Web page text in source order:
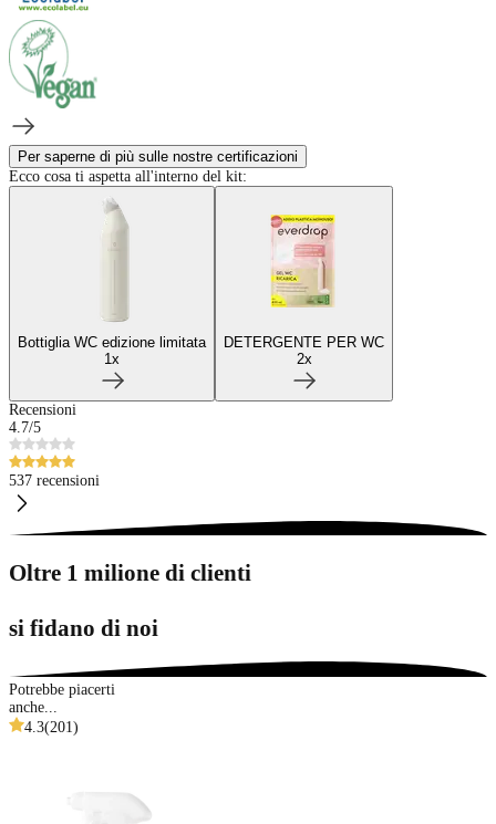
Per saperne di più sulle nostre certificazioni
Ecco cosa ti aspetta all'interno del kit:
Bottiglia WC edizione limitata
1 x
DETERGENTE PER WC
2x
Recensioni
4.7/5
537 recensioni
Oltre 1 milione di clienti
si fidano di noi
Potrebbe piacerti
anche...
4.3(201)